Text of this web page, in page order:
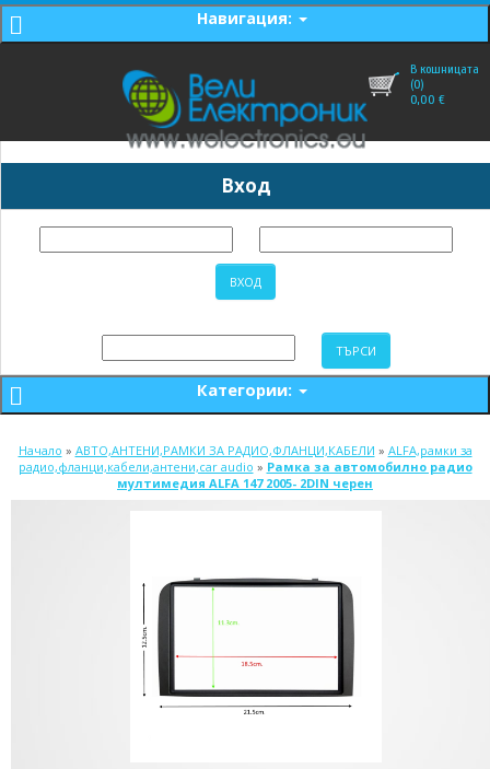
Навигация:
В кошницата
(0)
0,00 €
Вход
Категории:
Начало » АВТО,АНТЕНИ,РАМКИ ЗА РАДИО,ФЛАНЦИ,КАБЕЛИ » ALFA,рамки за
радио,фланци,кабели,антени,car audio » Рамка за автомобилно радио
мултимедия ALFA 147 2005- 2DIN черен